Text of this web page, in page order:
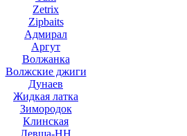
Zetrix
Zipbaits
Адмирал
Аргут
Волжанка
Волжские джиги
Дунаев
Жидкая латка
Зимородок
Клинская
Левша-НН